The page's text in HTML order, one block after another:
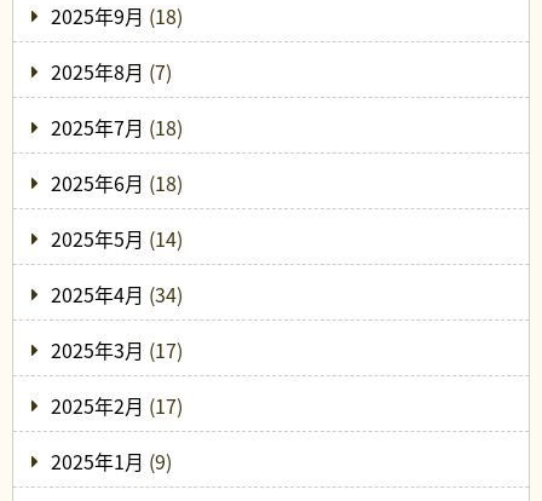
2025年9月 (18)
2025年8月 (7)
2025年7月 (18)
2025年6月 (18)
2025年5月 (14)
2025年4月 (34)
2025年3月 (17)
2025年2月 (17)
2025年1月 (9)